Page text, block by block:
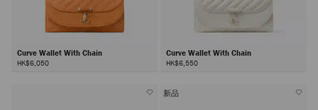
Curve Wallet With Chain
HK$6,050
Curve Wallet With Chain
HK$6,550
新品